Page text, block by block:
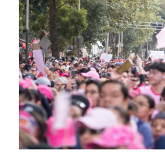
LA
NOSTALGIA,
EL
ESTILO
Y
EL
DESTINO
QUE
MARCÓ